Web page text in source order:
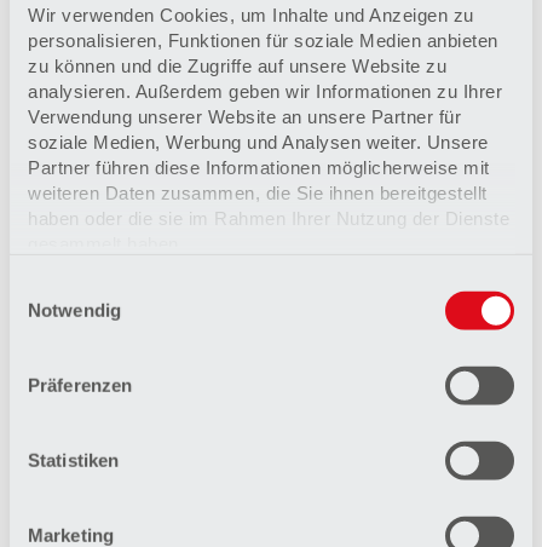
Wir verwenden Cookies, um Inhalte und Anzeigen zu
personalisieren, Funktionen für soziale Medien anbieten
zu können und die Zugriffe auf unsere Website zu
analysieren. Außerdem geben wir Informationen zu Ihrer
Verwendung unserer Website an unsere Partner für
soziale Medien, Werbung und Analysen weiter. Unsere
Partner führen diese Informationen möglicherweise mit
weiteren Daten zusammen, die Sie ihnen bereitgestellt
haben oder die sie im Rahmen Ihrer Nutzung der Dienste
Impressum
Notwendig
Präferenzen
Statistiken
Marketing
E-Mail Adresse*
Ihre Nachricht an uns*
akzeptiere sie.